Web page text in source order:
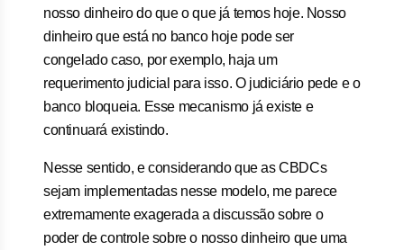
nosso dinheiro do que o que já temos hoje. Nosso
dinheiro que está no banco hoje pode ser
congelado caso, por exemplo, haja um
requerimento judicial para isso. O judiciário pede e o
banco bloqueia. Esse mecanismo já existe e
continuará existindo.
Nesse sentido, e considerando que as CBDCs
sejam implementadas nesse modelo, me parece
extremamente exagerada a discussão sobre o
poder de controle sobre o nosso dinheiro que uma